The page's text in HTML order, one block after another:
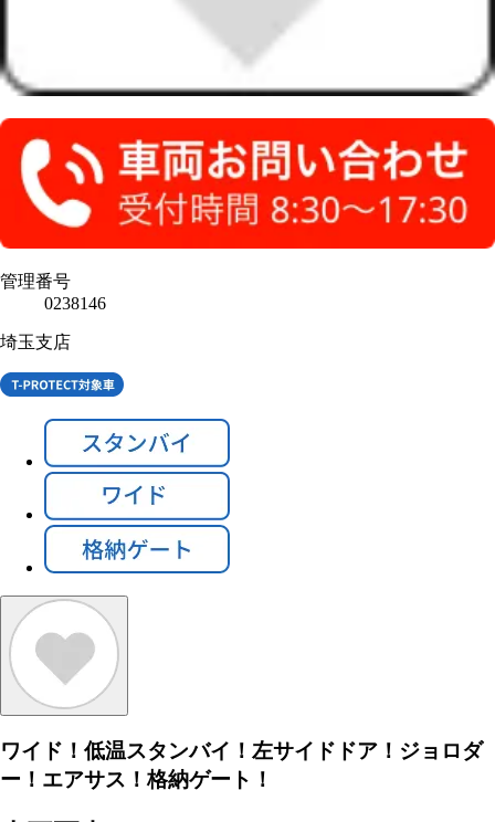
管理番号
0238146
埼玉支店
ワイド！低温スタンバイ！左サイドドア！ジョロダ
ー！エアサス！格納ゲート！